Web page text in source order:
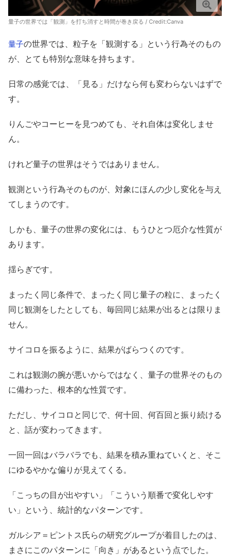
量子の世界では「観測」を打ち消すと時間が巻き戻る / Credit:Canva
量子の世界では、粒子を「観測する」という行為そのもの
が、とても特別な意味を持ちます。
日常の感覚では、「見る」だけなら何も変わらないはずで
す。
りんごやコーヒーを見つめても、それ自体は変化しませ
ん。
けれど量子の世界はそうではありません。
観測という行為そのものが、対象にほんの少し変化を与え
てしまうのです。
しかも、量子の世界の変化には、もうひとつ厄介な性質が
あります。
揺らぎです。
まったく同じ条件で、まったく同じ量子の粒に、まったく
同じ観測をしたとしても、毎回同じ結果が出るとは限りま
せん。
サイコロを振るように、結果がばらつくのです。
これは観測の腕が悪いからではなく、量子の世界そのもの
に備わった、根本的な性質です。
ただし、サイコロと同じで、何十回、何百回と振り続ける
と、話が変わってきます。
一回一回はバラバラでも、結果を積み重ねていくと、そこ
にゆるやかな偏りが見えてくる。
「こっちの目が出やすい」「こういう順番で変化しやす
い」という、統計的なパターンです。
ガルシア＝ピントス氏らの研究グループが着目したのは、
まさにこのパターンに「向き」があるという点でした。